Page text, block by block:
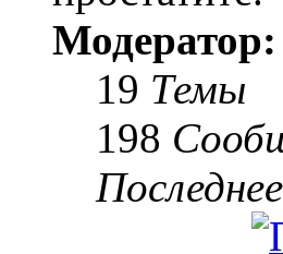
Модератор:
19 Темы
198